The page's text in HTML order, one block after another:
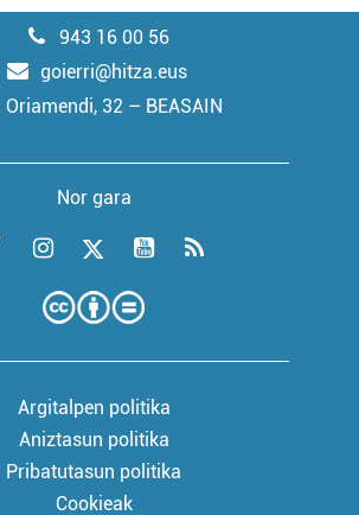
943 16 00 56
goierri@hitza.eus
Oriamendi, 32 – BEASAIN
Nor gara
Argitalpen politika
Aniztasun politika
Pribatutasun politika
Cookieak